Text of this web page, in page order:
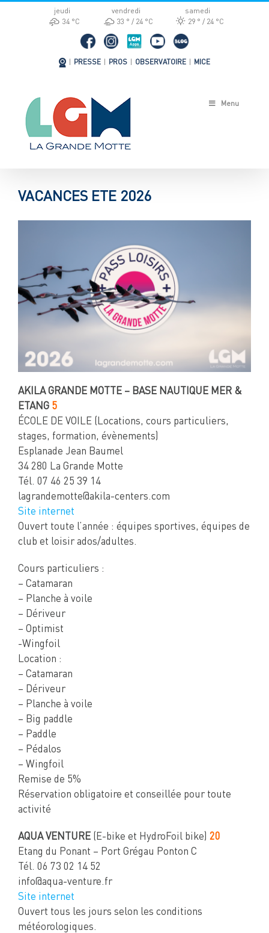
jeudi
34 °C
vendredi
33 °
24 °C
samedi
29 °
24 °C
PRESSE PROS OBSERVATOIRE MICE
Menu
VACANCES ETE 2026
AKILA GRANDE MOTTE – BASE NAUTIQUE MER &
ETANG 5
ÉCOLE DE VOILE (Locations, cours particuliers,
stages, formation, évènements)
Esplanade Jean Baumel
34 280 La Grande Motte
Tél. 07 46 25 39 14
lagrandemotte@akila-centers.com
Site internet
Ouvert toute l’année : équipes sportives, équipes de
club et loisir ados/adultes.
Cours particuliers :
– Catamaran
– Planche à voile
– Dériveur
– Optimist
-Wingfoil
Location :
– Catamaran
– Dériveur
– Planche à voile
– Big paddle
– Paddle
– Pédalos
– Wingfoil
Remise de 5%
Réservation obligatoire et conseillée pour toute
activité
AQUA VENTURE (E-bike et HydroFoil bike) 20
Etang du Ponant – Port Grégau Ponton C
Tél. 06 73 02 14 52
info@aqua-venture.fr
Site internet
Ouvert tous les jours selon les conditions
météorologiques.